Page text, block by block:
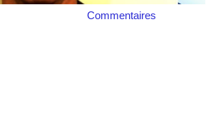
Commentaires